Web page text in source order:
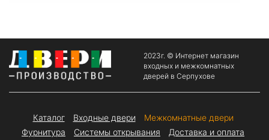
2023г. © Интернет магазин
входных и межкомнатных
дверей в Серпухове
Каталог Входные двери
Межкомнатные двери
Фурнитура
Системы открывания Доставка и оплата